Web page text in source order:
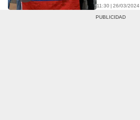
11:30 | 26/03/2024